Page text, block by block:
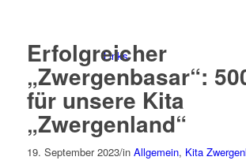
Links
Erfolgreicher
„Zwergenbasar“:
für unsere Kita
„Zwergenland“
19. September 2023/in Allgemein, Kita